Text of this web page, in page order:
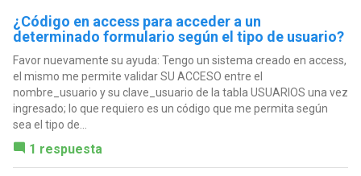
¿Código en access para acceder a un
determinado formulario según el tipo de usuario?
Favor nuevamente su ayuda: Tengo un sistema creado en access,
el mismo me permite validar SU ACCESO entre el
nombre_usuario y su clave_usuario de la tabla USUARIOS una vez
ingresado; lo que requiero es un código que me permita según
sea el tipo de...
1 respuesta